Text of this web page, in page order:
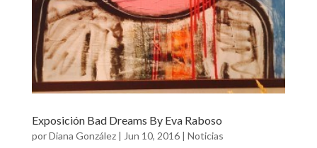
Exposición Bad Dreams By Eva Raboso
porDiana González| Jun 10, 2016| Noticias